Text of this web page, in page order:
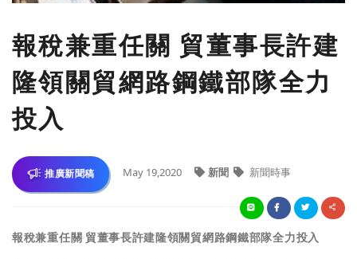
報稅兼重任關 貿董事長許建
隆領關貿網路鋼鐵部隊全力
投入
推廣新聞稿 May 19,2020 新聞 新聞時事
報稅兼重任關 貿董事長許建隆領關貿網路鋼鐵部隊全力投入